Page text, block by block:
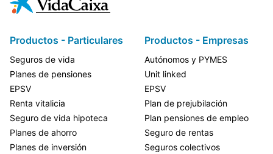
Productos - Particulares
Seguros de vida
Planes de pensiones
EPSV
Renta vitalicia
Seguro de vida hipoteca
Planes de ahorro
Planes de inversión
Productos - Empresas
Autónomos y PYMES
Unit linked
EPSV
Plan de prejubilación
Plan pensiones de empleo
Seguro de rentas
Seguros colectivos